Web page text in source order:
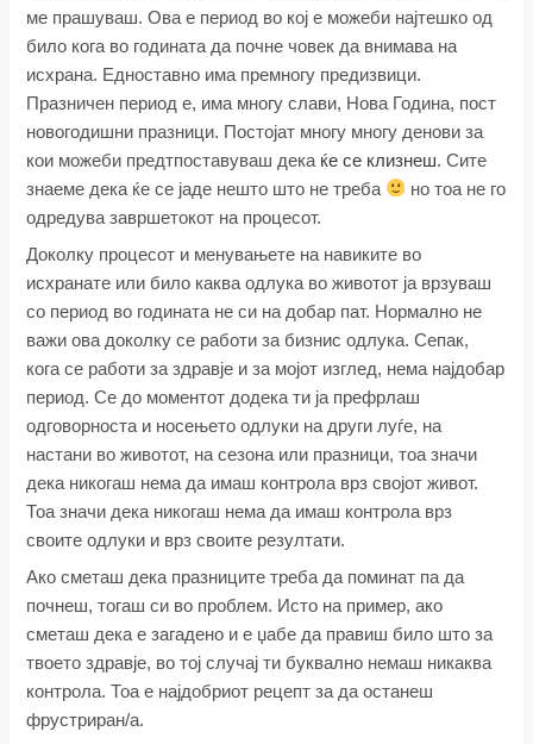
ме прашуваш. Ова е период во кој е можеби најтешко од
било кога во годината да почне човек да внимава на
исхрана. Едноставно има премногу предизвици.
Празничен период е, има многу слави, Нова Година, пост
новогодишни празници. Постојат многу многу денови за
кои можеби предтпоставуваш дека ќе се клизнеш. Сите
знаеме дека ќе се јаде нешто што не треба
но тоа не го
одредува завршетокот на процесот.
Доколку процесот и менувањете на навиките во
исхранате или било каква одлука во животот ја врзуваш
со период во годината не си на добар пат. Нормално не
важи ова доколку се работи за бизнис одлука. Сепак,
кога се работи за здравје и за мојот изглед, нема најдобар
период. Се до моментот додека ти ја префрлаш
одговорноста и носењето одлуки на други луѓе, на
настани во животот, на сезона или празници, тоа значи
дека никогаш нема да имаш контрола врз својот живот.
Тоа значи дека никогаш нема да имаш контрола врз
своите одлуки и врз своите резултати.
Ако сметаш дека празниците треба да поминат па да
почнеш, тогаш си во проблем. Исто на пример, ако
сметаш дека е загадено и е џабе да правиш било што за
твоето здравје, во тој случај ти буквално немаш никаква
контрола. Тоа е најдобриот рецепт за да останеш
фрустриран/а.